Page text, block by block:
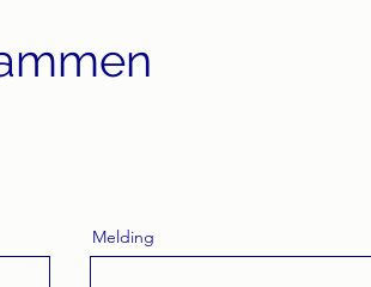
Melding